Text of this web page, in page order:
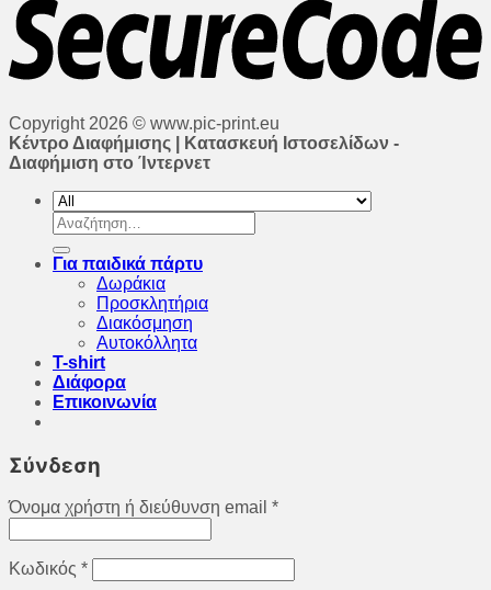
Copyright 2026 © www.pic-print.eu
Κέντρο Διαφήμισης | Κατασκευή Ιστοσελίδων -
Διαφήμιση στο Ίντερνετ
Αναζήτηση
για:
Για παιδικά πάρτυ
Δωράκια
Προσκλητήρια
Διακόσμηση
Αυτοκόλλητα
T-shirt
Διάφορα
Επικοινωνία
Σύνδεση
Όνομα χρήστη ή διεύθυνση email *
Κωδικός *